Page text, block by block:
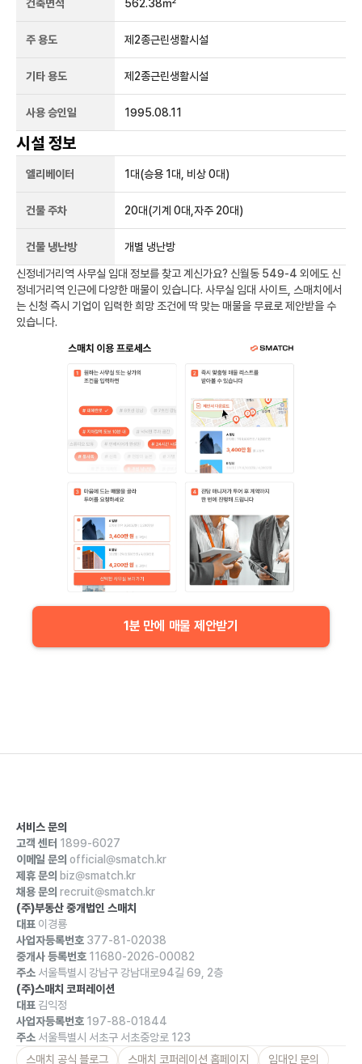
건축면적 562.38㎡
주 용도 제2종근린생활시설
기타 용도 제2종근린생활시설
사용 승인일 1995.08.11
시설 정보
엘리베이터 1 대(승용 1대, 비상 0대)
건물 주차 20대(기계 0대,자주 20대)
건물 냉난방 개별 냉난방
신정네거리역 사무실 임대 정보를 찾고 계신가요? 신월동 549-4 외에도 신
정네거리역 인근에 다양한 매물이 있습니다. 사무실 임대 사이트, 스매치에서
는 신청 즉시 기업이 입력한 희망 조건에 딱 맞는 매물을 무료로 제안받을 수
있습니다.
1분 만에 매물 제안받기
서비스 문의
고객 센터 1899-6027
이메일 문의 official@smatch.kr
제휴 문의 biz@smatch.kr
채용 문의 recruit@smatch.kr
(주)부동산 중개법인 스매치
대표 이경룡
사업자등록번호 377-81-02038
중개사 등록번호 11680-2026-00082
주소 서울특별시 강남구 강남대로94길 69, 2층
(주)스매치 코퍼레이션
대표 김익정
사업자등록번호 197-88-01844
주소 서울특별시 서초구 서초중앙로 123
스매치 공식 블로그
스매치 코퍼레이션 홈페이지 임대인 문의